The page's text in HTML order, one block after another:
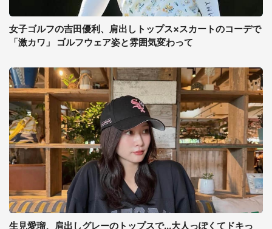
女子ゴルフの吉田優利、肩出しトップス×スカートのコーデで
「激カワ」 ゴルフウェア姿と雰囲気変わって
生見愛瑠、肩出しグレーのトップスで...大人っぽくてドキっ